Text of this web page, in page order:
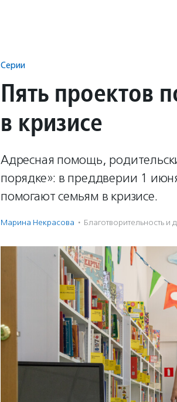
Серии
Пять проектов
в кризисе
Адресная помощь,
порядке»: в преддверии 1
помогают семьям в кризисе.
Марина Некрасова · Благотвори­тель­ность и